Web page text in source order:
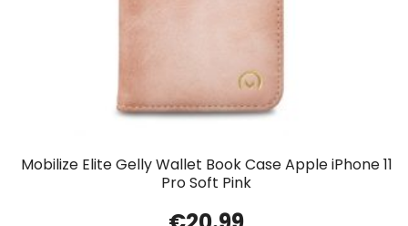
Mobilize Elite Gelly Wallet Book Case Apple iPhone 11
Pro Soft Pink